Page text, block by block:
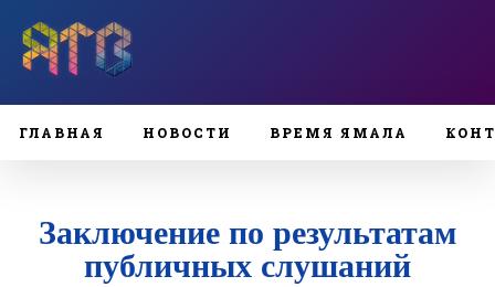
ГЛАВНАЯ НОВОСТИ ВРЕМЯ ЯМАЛА
Заключение по результатам
публичных слушаний